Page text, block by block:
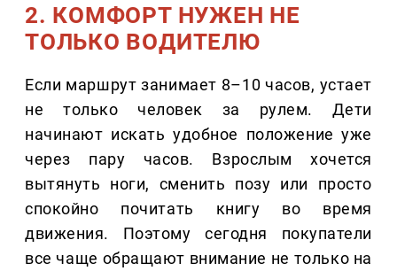
2. КОМФОРТ НУЖЕН НЕ
ТОЛЬКО ВОДИТЕЛЮ
Если маршрут занимает 8–10 часов, устает
не только человек за рулем. Дети
начинают искать удобное положение уже
через пару часов. Взрослым хочется
вытянуть ноги, сменить позу или просто
спокойно почитать книгу во время
движения. Поэтому сегодня покупатели
все чаще обращают внимание не только на